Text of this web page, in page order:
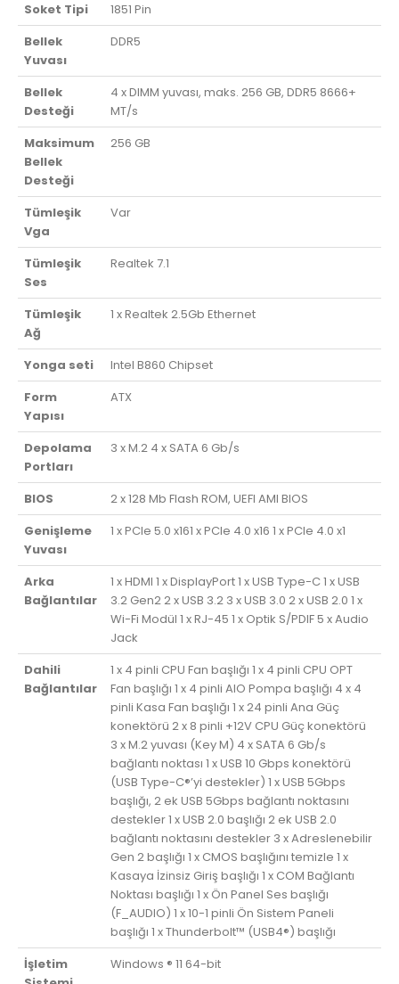
Soket Tipi
1851 Pin
Bellek
Yuvası
DDR5
Bellek
Desteği
4 x DIMM yuvası, maks. 256 GB, DDR5 8666+
MT/s
Maksimum
Bellek
Desteği
256 GB
Tümleşik
Vga
Var
Tümleşik
Ses
Realtek 7.1
Tümleşik
Ağ
1 x Realtek 2.5Gb Ethernet
Yonga seti
Intel B860 Chipset
Form
Yapısı
ATX
Depolama
Portları
3 x M.2 4 x SATA 6 Gb/s
BIOS
2 x 128 Mb Flash ROM, UEFI AMI BIOS
Genişleme
Yuvası
1 x PCIe 5.0 x161 x PCIe 4.0 x16 1 x PCIe 4.0 x1
Arka
Bağlantılar
1 x HDMI 1 x DisplayPort 1 x USB Type-C 1 x USB
3.2 Gen2 2 x USB 3.2 3 x USB 3.0 2 x USB 2.0 1 x
Wi-Fi Modül 1 x RJ-45 1 x Optik S/PDIF 5 x Audio
Jack
Dahili
Bağlantılar
1 x 4 pinli CPU Fan başlığı 1 x 4 pinli CPU OPT
Fan başlığı 1 x 4 pinli AIO Pompa başlığı 4 x 4
pinli Kasa Fan başlığı 1 x 24 pinli Ana Güç
konektörü 2 x 8 pinli +12V CPU Güç konektörü
3 x M.2 yuvası (Key M) 4 x SATA 6 Gb/s
bağlantı noktası 1 x USB 10 Gbps konektörü
(USB Type-C®’yi destekler) 1 x USB 5Gbps
başlığı, 2 ek USB 5Gbps bağlantı noktasını
destekler 1 x USB 2.0 başlığı 2 ek USB 2.0
bağlantı noktasını destekler 3 x Adreslenebilir
Gen 2 başlığı 1 x CMOS başlığını temizle 1 x
Kasaya İzinsiz Giriş başlığı 1 x COM Bağlantı
Noktası başlığı 1 x Ön Panel Ses başlığı
(F_AUDIO) 1 x 10-1 pinli Ön Sistem Paneli
başlığı 1 x Thunderbolt™ (USB4®) başlığı
İşletim
Windows ® 11 64-bit